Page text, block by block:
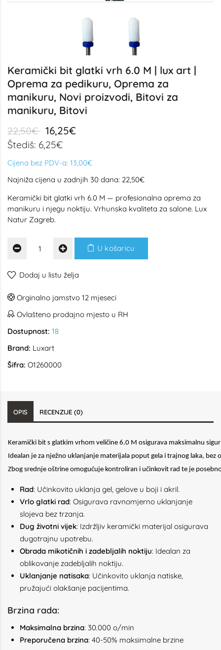
Keramički bit glatki vrh 6.0 M | lux art |
Oprema za pedikuru, Oprema za
manikuru, Novi proizvodi, Bitovi za
manikuru, Bitovi
22,50€ 16,25€
Štediš: 6,25€
Cijena bez PDV-a: 13,00€
Najniža cijena u zadnjih 30 dana: 22,50€
Keramički bit glatki vrh 6.0 M — profesionalna oprema za
manikuru i njegu noktiju. Vrhunska kvaliteta za salone. Lux
Natur Zagreb.
U košaricu
Dodaj u listu želja
Orginalno jamstvo 12 mjeseci
Ovlašteno prodajno mjesto u RH
Dostupnost: 18
Brand: Luxart
Šifra: O1260000
OPIS RECENZIJE (0)
Keramički bit s glatkim vrhom veličine 6.0 M osigurava maksimalnu
Idealan je za nježno uklanjanje materijala poput gela i trajnog laka, bez
Zbog srednje oštrine omogućuje kontroliran i učinkovit rad te je
Rad: Učinkovito uklanja gel, gelove u boji i akril.
Vrlo glatki rad: Osigurava ravnomjerno uklanjanje
slojeva bez trzanja.
Dug životni vijek: Izdržljiv keramički materijal osigurava
dugotrajnu upotrebu.
Obrada mikotičnih i zadebljalih noktiju: Idealan za
oblikovanje zadebljalih noktiju.
Uklanjanje natisaka: Učinkovito uklanja natiske,
pružajući olakšanje pacijentima.
Brzina rada:
Maksimalna brzina: 30.000 o/min
Preporučena brzina: 40-50% maksimalne brzine